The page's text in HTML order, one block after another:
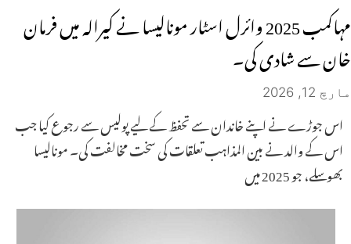
مہاکمب 2025 وائرل اسٹار مونالیسا نے کیرالہ میں فرمان
خان سے شادی کی۔
مارچ 12, 2026
اس جوڑے نے اپنے خاندان سے تحفظ کے لیے پولیس سے رجوع کیا جب
اس کے والد نے بین المذاہب تعلقات کی سخت مخالفت کی۔ مونالیسا
بھوسلے، جو 2025 میں